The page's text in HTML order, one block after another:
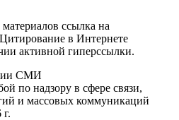
ссылка на
Цитирование в Интернете
активной гиперссылки.
СМИ
по надзору в сфере связи,
и массовых коммуникаций